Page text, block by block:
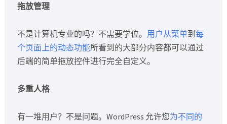
拖放管理
不是计算机专业的吗？不需要学位。 用户从菜单到每
个页面上的动态功能所看到的大部分内容都可以通过
后端的简单拖放控件进行完全自定义。
多重人格
有一堆用户？不是问题。WordPress 允许您为不同的